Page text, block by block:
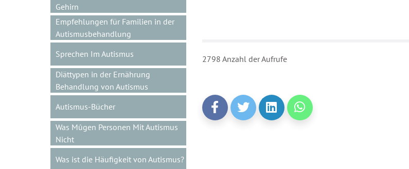
Gehirn
Empfehlungen für Familien in der
Autismusbehandlung
Sprechen Im Autismus
Diättypen in der Ernährung
Behandlung von Autismus
Autismus-Bücher
Was Mûgen Personen Mit Autismus
Nicht
Was ist die Häufigkeit von Autismus?
2798 Anzahl der Aufrufe